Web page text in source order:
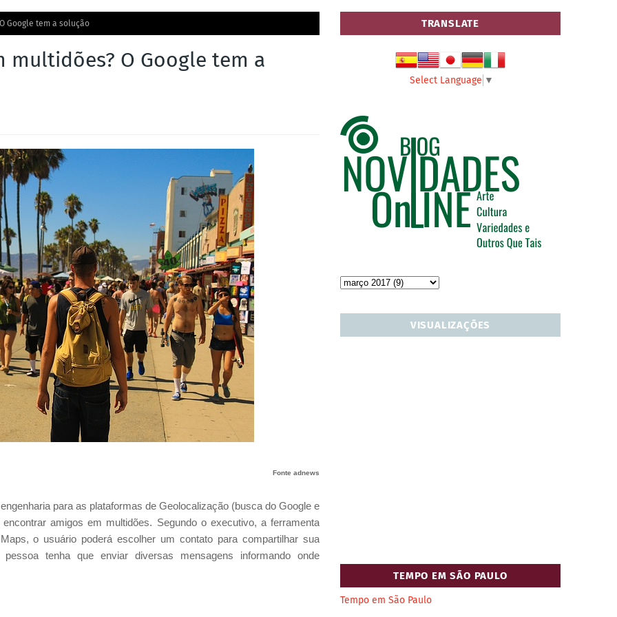
Google tem a solução
multidões? O Google tem a
Fonte adnews
para as plataformas de Geolocalização (busca do Google e
amigos em multidões. Segundo o executivo, a ferramenta
o usuário poderá escolher um contato para compartilhar sua
tenha que enviar diversas mensagens informando onde
TRANSLATE
Select Language ▼
VISUALIZAÇÕES
TEMPO EM SÃO PAULO
Tempo em São Paulo